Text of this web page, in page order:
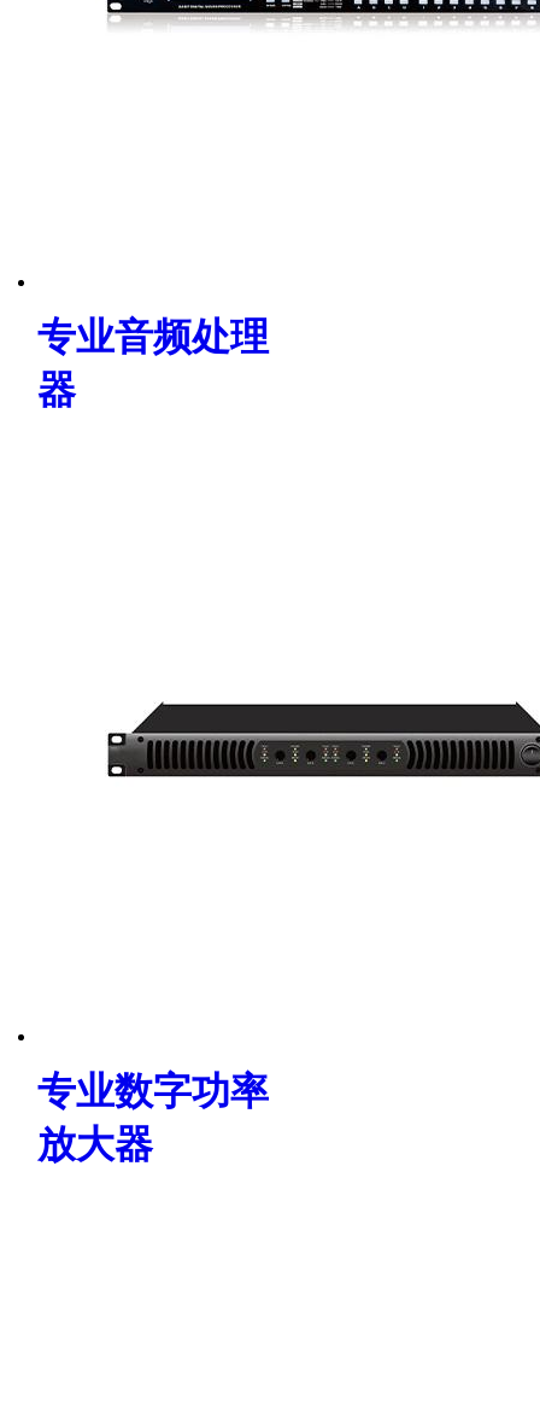
专业音频处理
器
专业数字功率
放大器